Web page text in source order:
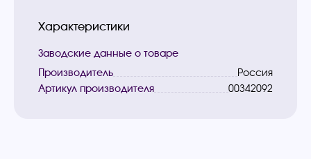
Характеристики
Заводские данные о товаре
Производитель
Россия
Артикул производителя
00342092